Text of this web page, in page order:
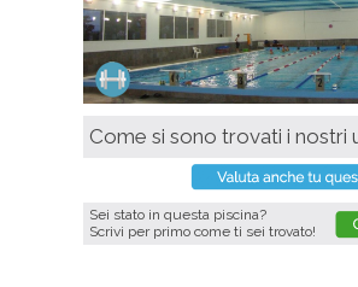
Come si sono trovati i nostri
Sei stato in questa piscina?
Scrivi per primo come ti sei trovato!